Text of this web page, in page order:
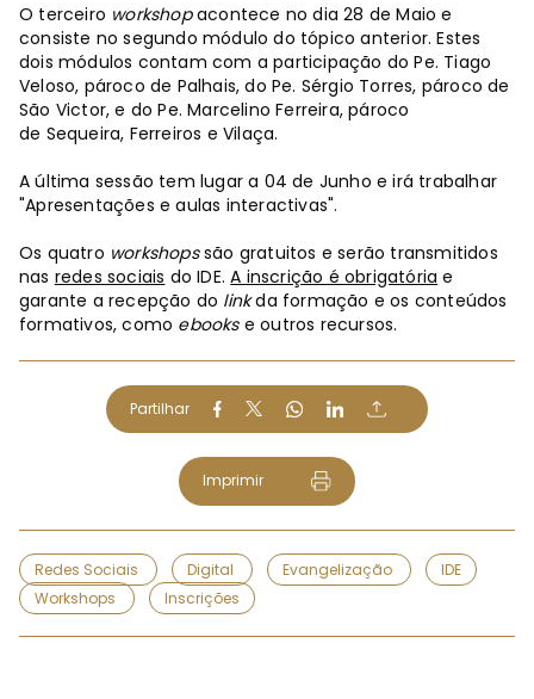
O terceiro workshopacontece no dia 28 de Maio e
consiste no segundo módulo do tópico anterior. Estes
dois módulos contam com a participação do Pe. Tiago
Veloso, pároco de Palhais, do Pe. Sérgio Torres, pároco de
São Victor, e do Pe. Marcelino Ferreira, pároco
de Sequeira, Ferreiros e Vilaça.
A última sessão tem lugar a 04 de Junho e irá trabalhar
"Apresentações e aulas interactivas".
Os quatro workshopssão gratuitos e serão transmitidos
nas redes sociais do IDE.A inscrição é obrigatória e
garante a recepção do linkda formação e os conteúdos
formativos, como ebookse outros recursos.
Partilhar
Imprimir
Redes Sociais Digital Evangelização
IDE
Workshops
Inscrições